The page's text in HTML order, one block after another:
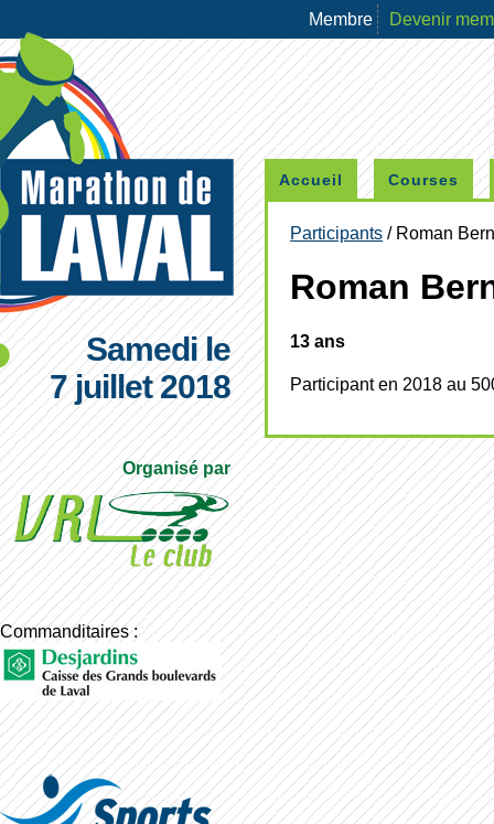
Membre Devenir
Samedi le
7 juillet 2018
Organisé par
Commanditaires :
Accueil Courses
Participants / Roman
Roman
13 ans
Participant en 2018 au